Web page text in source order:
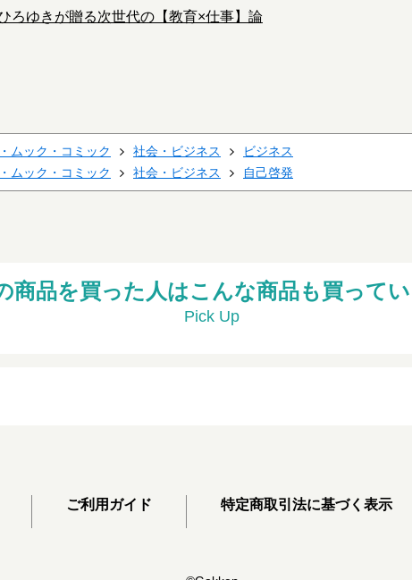
ろゆきが贈る次世代の【教育×仕事】論
ムック・コミック 社会・ビジネス
ビジネス
ムック・コミック 社会・ビジネス 自己啓発
商品を買った人はこんな商品も買って
Pick Up
ご利用ガイド 特定商取引法に基づく表示